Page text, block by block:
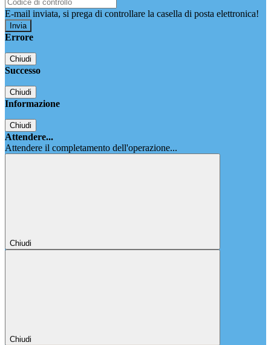
E-mail inviata, si prega di controllare la casella di posta elettronica!
Errore
Chiudi
Successo
Chiudi
Informazione
Chiudi
Attendere...
Attendere il completamento dell'operazione...
Chiudi
Chiudi